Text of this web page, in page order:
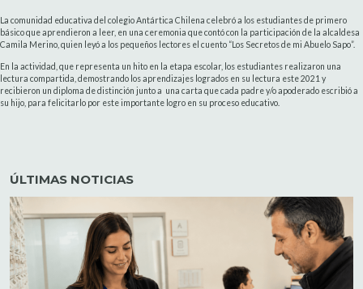
La comunidad educativa del colegio Antártica Chilena celebró a los estudiantes de primero
básico que aprendieron a leer, en una ceremonia que contó con la participación de la alcaldesa
Camila Merino, quien leyó a los pequeños lectores el cuento “Los Secretos de mi Abuelo Sapo”.
En la actividad, que representa un hito en la etapa escolar, los estudiantes realizaron una
lectura compartida, demostrando los aprendizajes logrados en su lectura este 2021 y
recibieron un diploma de distinción junto a una carta que cada padre y/o apoderado escribió a
su hijo, para felicitarlo por este importante logro en su proceso educativo.
ÚLTIMAS NOTICIAS